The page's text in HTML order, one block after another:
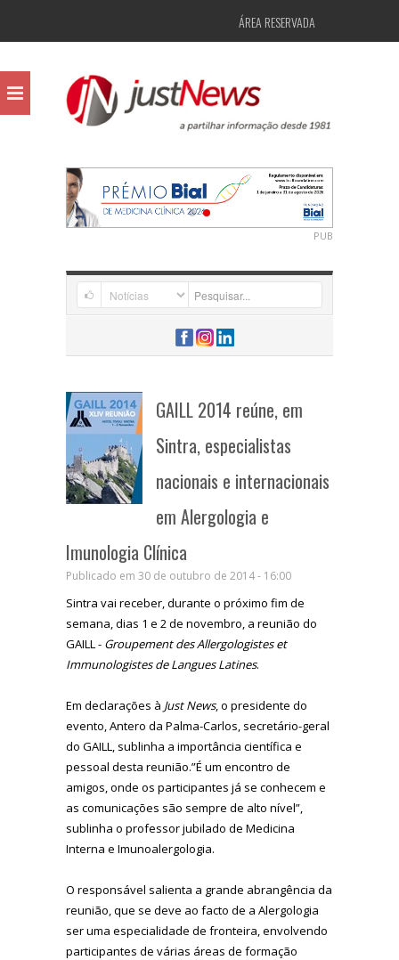
ÁREA RESERVADA
PUB
GAILL 2014 reúne, em
Sintra, especialistas
nacionais e internacionais
em Alergologia e
Imunologia Clínica
Publicado em 30 de outubro de 2014 - 16:00
Sintra vai receber, durante o próximo fim de
semana, dias 1 e 2 de novembro, a reunião do
GAILL - Groupement des Allergologistes et
Immunologistes de Langues Latines.
Em declarações à Just News, o presidente do
evento, Antero da Palma-Carlos, secretário-geral
do GAILL, sublinha a importância científica e
pessoal desta reunião.”É um encontro de
amigos, onde os participantes já se conhecem e
as comunicações são sempre de alto nível”,
sublinha o professor jubilado de Medicina
Interna e Imunoalergologia.
O responsável salienta a grande abrangência da
reunião, que se deve ao facto de a Alergologia
ser uma especialidade de fronteira, envolvendo
participantes de várias áreas de formação